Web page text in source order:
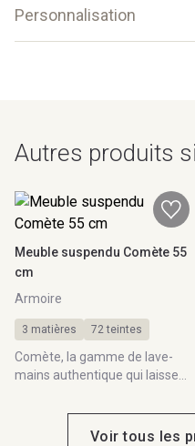
Personnalisation
Décor
25 couleurs
Afficher le nuancier
Autres produits
Meuble suspendu Comète 55
cm
Armoire
3 matières 72 teintes
Comète, la gamme de lave-
mains authentique qui laisse
envies. Cassez les codes et
dévoilez toutes vosVoir tous les